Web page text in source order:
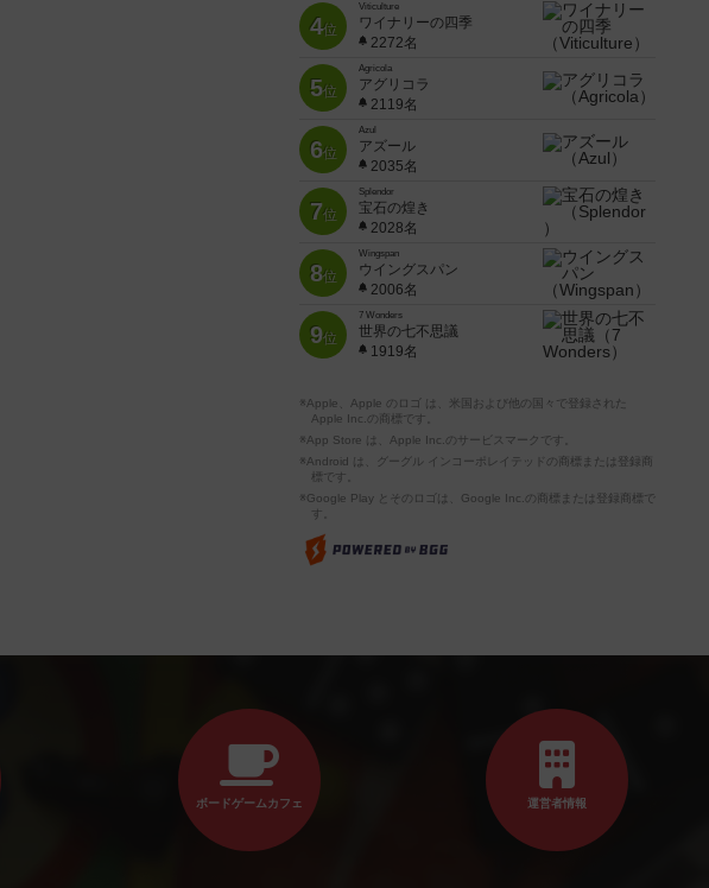
4位
Viticulture
ワイナリーの四季
2272名
5位
Agricola
アグリコラ
2119名
6位
Azul
アズール
2035名
7位
Splendor
宝石の煌き
2028名
8位
Wingspan
ウイングスパン
2006名
9位
7 Wonders
世界の七不思議
1919名
※Apple、Apple のロゴ は、米国および他の国々で登録された
Apple Inc.の商標です。
※App Store は、Apple Inc.のサービスマークです。
※Android は、グーグル インコーポレイテッドの商標または登録商
標です。
※Google Play とそのロゴは、Google Inc.の商標または登録商標で
す。
ボードゲームカフェ 運営者情報